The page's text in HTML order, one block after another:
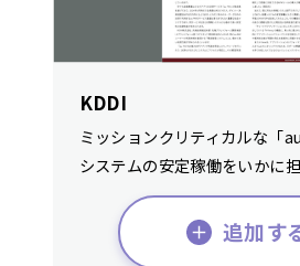
KDDI
ミッションクリティカルな「
システムの安定稼働をいかに
追加す